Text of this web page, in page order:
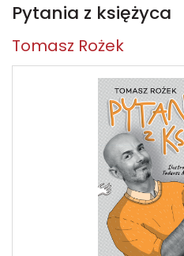
Pytania z księżyca
Tomasz Rożek